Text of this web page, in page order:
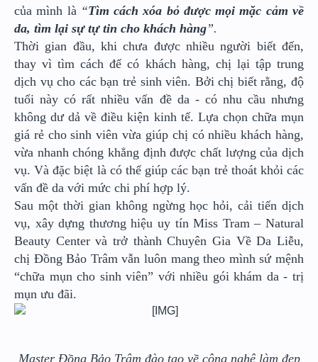
của mình là “Tìm cách xóa bỏ được mọi mặc cảm về
da, tìm lại sự tự tin cho khách hàng”.
Thời gian đầu, khi chưa được nhiều người biết đến,
thay vì tìm cách để có khách hàng, chị lại tập trung
dịch vụ cho các bạn trẻ sinh viên. Bởi chị biết rằng, độ
tuổi này có rất nhiều vấn đề da - có nhu cầu nhưng
không dư dả về điều kiện kinh tế. Lựa chọn chữa mụn
giá rẻ cho sinh viên vừa giúp chị có nhiều khách hàng,
vừa nhanh chóng khẳng định được chất lượng của dịch
vụ. Và đặc biệt là có thể giúp các bạn trẻ thoát khỏi các
vấn đề da với mức chi phí hợp lý.
Sau một thời gian không ngừng học hỏi, cải tiến dịch
vụ, xây dựng thương hiệu uy tín Miss Tram – Natural
Beauty Center và trở thành Chuyên Gia Về Da Liễu,
chị Đồng Bảo Trâm vẫn luôn mang theo mình sứ mệnh
“chữa mụn cho sinh viên” với nhiều gói khám da - trị
mụn ưu đãi.
Master Đồng Bảo Trâm đào tạo về công nghệ làm đẹp